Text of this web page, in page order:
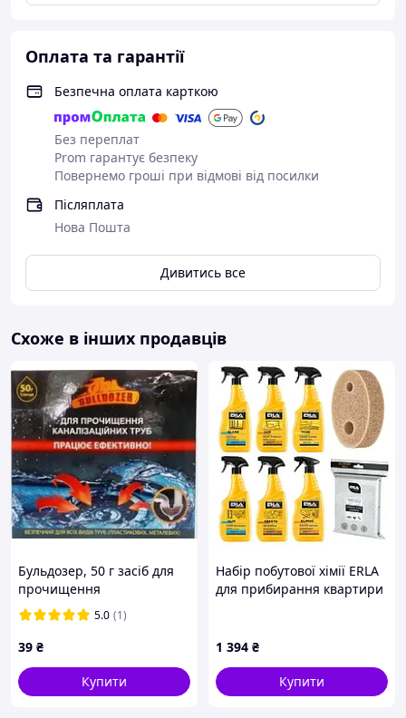
Оплата та гарантії
Безпечна оплата карткою
Без переплат
Prom гарантує безпеку
Повернемо гроші при відмові від посилки
Післяплата
Нова Пошта
Дивитись все
Схоже в інших продавців
Бульдозер, 50 г засіб для
прочищення
каналізаційних труб
5.0 (1)
39 ₴
Купити
Набір побутової хімії ERLA
для прибирання квартири
1 394 ₴
Купити